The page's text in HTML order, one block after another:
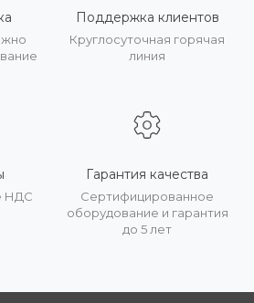
Поддержка клиентов
Круглосуточная горячая
линия
НДС
Гарантия качества
Сертифицированное
оборудование и гарантия
до 5 лет